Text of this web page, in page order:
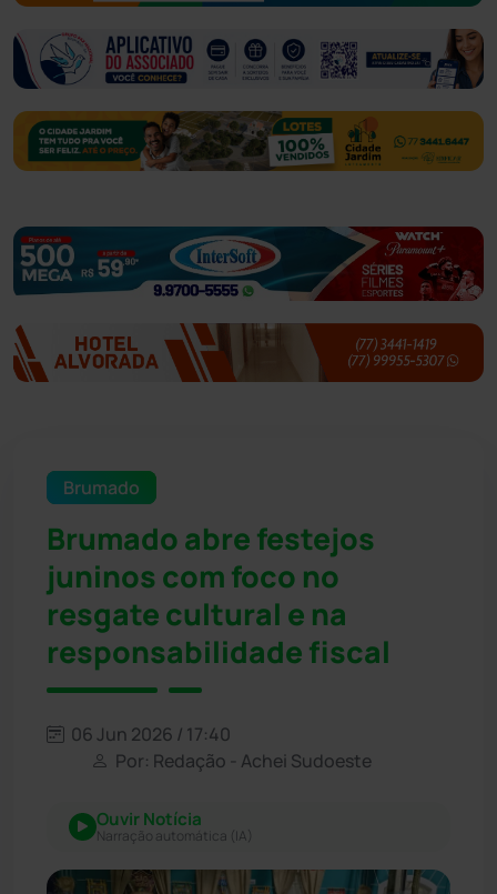
Brumado
Brumado abre festejos
juninos com foco no
resgate cultural e na
responsabilidade fiscal
06 Jun 2026 / 17:40
Por: Redação - Achei Sudoeste
Ouvir Notícia
Narração automática (IA)